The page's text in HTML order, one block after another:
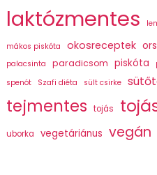
laktózmentes
mákos piskóta okosreceptek
palacsinta paradicsom piskóta
spenót Szafi diéta sült csirke
tejmentes tojás
uborka vegetáriánus vegán